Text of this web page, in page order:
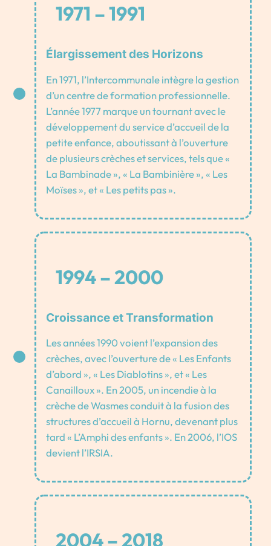
1971 – 1991
Élargissement des Horizons
En 1971, l’Intercommunale intègre la gestion
d’un centre de formation professionnelle.
L’année 1977 marque un tournant avec le
développement du service d’accueil de la
petite enfance, aboutissant à l’ouverture
de plusieurs crèches et services, tels que «
La Bambinade », « La Bambinière », « Les
Moïses », et « Les petits pas ».
1994 – 2000
Croissance et Transformation
Les années 1990 voient l’expansion des
crèches, avec l’ouverture de « Les Enfants
d’abord », « Les Diablotins », et « Les
Canailloux ». En 2005, un incendie à la
crèche de Wasmes conduit à la fusion des
structures d’accueil à Hornu, devenant plus
tard « L’Amphi des enfants ». En 2006, l’IOS
devient l’IRSIA.
2004 – 2018